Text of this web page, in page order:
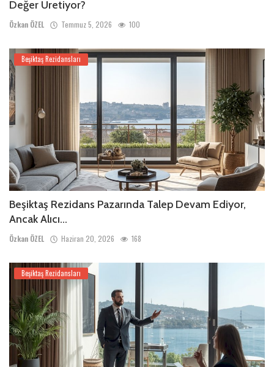
Değer Üretiyor?
Özkan ÖZEL Temmuz 5, 2026 100
Beşiktaş Rezidansları
Beşiktaş Rezidans Pazarında Talep Devam Ediyor,
Ancak Alıcı...
Özkan ÖZEL Haziran 20, 2026 168
Beşiktaş Rezidansları